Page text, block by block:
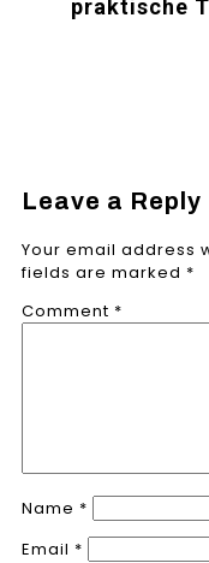
praktische
Leave a Reply
Your email address
fields are marked *
Comment *
Name *
Email *